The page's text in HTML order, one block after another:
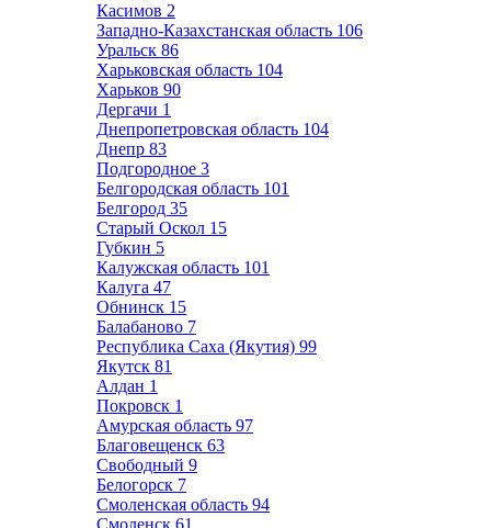
Касимов 2
Западно-Казахстанская область 106
Уральск 86
Харьковская область 104
Харьков 90
Дергачи 1
Днепропетровская область 104
Днепр 83
Подгородное 3
Белгородская область 101
Белгород 35
Старый Оскол 15
Губкин 5
Калужская область 101
Калуга 47
Обнинск 15
Балабаново 7
Республика Саха (Якутия) 99
Якутск 81
Алдан 1
Покровск 1
Амурская область 97
Благовещенск 63
Свободный 9
Белогорск 7
Смоленская область 94
Смоленск 61